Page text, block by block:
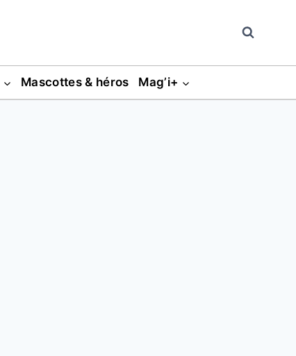
Mascottes & héros Mag’i+